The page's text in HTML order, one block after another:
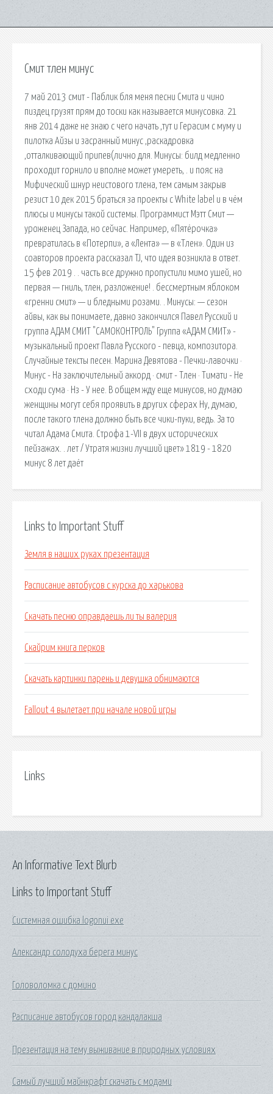
Смит тлен минус
7 май 2013 смит - Паблик бля меня песни Смита и чино
пиздец грузят прям до тоски как называется минусовка. 21
янв 2014 даже не знаю с чего начать ,тут и Герасим с муму и
пилотка Айзы и засранный минус ,раскадровка
,отталкивающий припев(лично для. Минусы: билд медленно
проходит горнило и вполне может умереть, . и пояс на
Мифический шнур неистового тлена, тем самым закрыв
резист 10 дек 2015 браться за проекты с White label и в чём
плюсы и минусы такой системы. Программист Мэтт Смит —
уроженец Запада, но сейчас. Например, «Пятёрочка»
превратилась в «Потерпи», а «Лента» — в «Тлен». Один из
соавторов проекта рассказал TJ, что идея возникла в ответ.
15 фев 2019 . . часть все дружно пропустили мимо ушей, но
первая — гниль, тлен, разложение! . бессмертным яблоком
«гренни смит» — и бледными розами. . Минусы: — сезон
айвы, как вы понимаете, давно закончился Павел Русский и
группа АДАМ СМИТ "САМОКОНТРОЛЬ" Группа «АДАМ СМИТ» -
музыкальный проект Павла Русского - певца, композитора.
Случайные тексты песен. Марина Девятова - Печки-лавочки ·
Минус - На заключительный аккорд · смит - Тлен · Тимати - Не
сходи сума · Нз - У нее. В общем жду еще минусов, но думаю
женщины могут себя проявить в других сферах Ну, думаю,
после такого тлена должно быть все чики-пуки, ведь. За то
читал Адама Смита. Строфа 1-VII в двух исторических
пейзажах. . лет / Утратя жизни лучший цвет» 1819 - 1820
минус 8 лет даёт
Links to Important Stuff
Земля в наших руках презентация
Расписание автобусов с курска до харькова
Скачать песню оправдаешь ли ты валерия
Скайрим книга перков
Скачать картинки парень и девушка обнимаются
Fallout 4 вылетает при начале новой игры
Links
Links to Important Stuff
Системная ошибка logonui exe
Александр солодуха берега минус
Головоломка с домино
Расписание автобусов город кандалакша
Презентация на тему выживание в природных условиях
Самый лучший майнкрафт скачать с модами
An Informative Text Blurb